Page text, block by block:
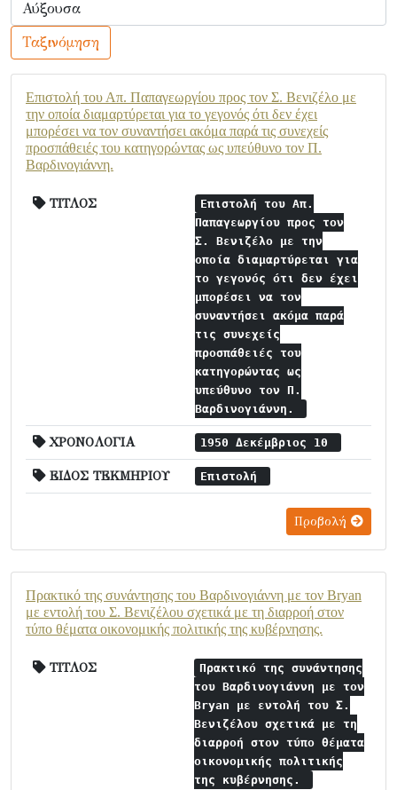
Ταξινόμηση
Επιστολή του Απ. Παπαγεωργίου προς τον Σ. Βενιζέλο με
την οποία διαμαρτύρεται για το γεγονός ότι δεν έχει
μπορέσει να τον συναντήσει ακόμα παρά τις συνεχείς
προσπάθειές του κατηγορώντας ως υπεύθυνο τον Π.
Βαρδινογιάννη.
ΤΙΤΛΟΣ
Επιστολή του Απ.
Παπαγεωργίου προς τον
Σ. Βενιζέλο με την
οποία διαμαρτύρεται για
το γεγονός ότι δεν έχει
μπορέσει να τον
συναντήσει ακόμα παρά
τις συνεχείς
προσπάθειές του
κατηγορώντας ως
υπεύθυνο τον Π.
Βαρδινογιάννη.
ΧΡΟΝΟΛΟΓΙΑ 1950 Δεκέμβριος 10
ΕΙΔΟΣ ΤΕΚΜΗΡΙΟΥ Επιστολή
Προβολή
Πρακτικό της συνάντησης του Βαρδινογιάννη με τον Bryan
με εντολή του Σ. Βενιζέλου σχετικά με τη διαρροή στον
τύπο θέματα οικονομικής πολιτικής της κυβέρνησης.
ΤΙΤΛΟΣ
Πρακτικό της συνάντησης
του Βαρδινογιάννη με τον
Bryan με εντολή του Σ.
Βενιζέλου σχετικά με τη
διαρροή στον τύπο θέματα
οικονομικής πολιτικής
της κυβέρνησης.